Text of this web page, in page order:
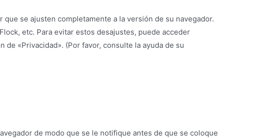
se ajusten completamente a la versión de su navegador.
etc. Para evitar estos desajustes, puede acceder
«Privacidad». (Por favor, consulte la ayuda de su
de modo que se le notifique antes de que se coloque